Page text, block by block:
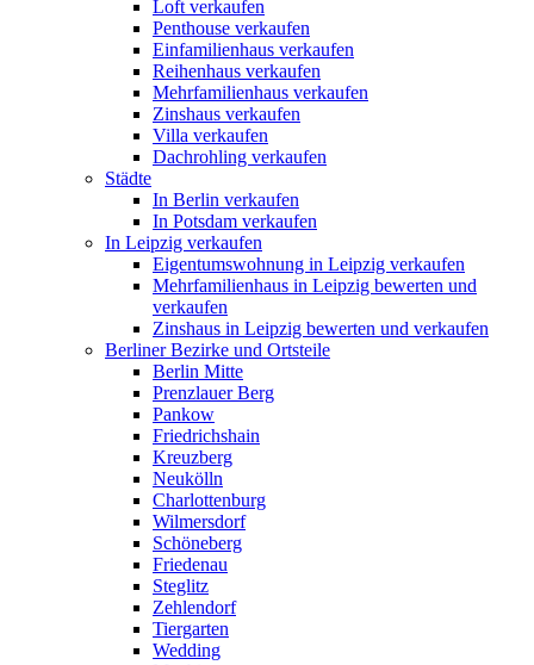
Loft verkaufen
Penthouse verkaufen
Einfamilienhaus verkaufen
Reihenhaus verkaufen
Mehrfamilienhaus verkaufen
Zinshaus verkaufen
Villa verkaufen
Dachrohling verkaufen
Städte
In Berlin verkaufen
In Potsdam verkaufen
In Leipzig verkaufen
Eigentumswohnung in Leipzig verkaufen
Mehrfamilienhaus in Leipzig bewerten und
verkaufen
Zinshaus in Leipzig bewerten und verkaufen
Berliner Bezirke und Ortsteile
Berlin Mitte
Prenzlauer Berg
Pankow
Friedrichshain
Kreuzberg
Neukölln
Charlottenburg
Wilmersdorf
Schöneberg
Friedenau
Steglitz
Zehlendorf
Tiergarten
Wedding